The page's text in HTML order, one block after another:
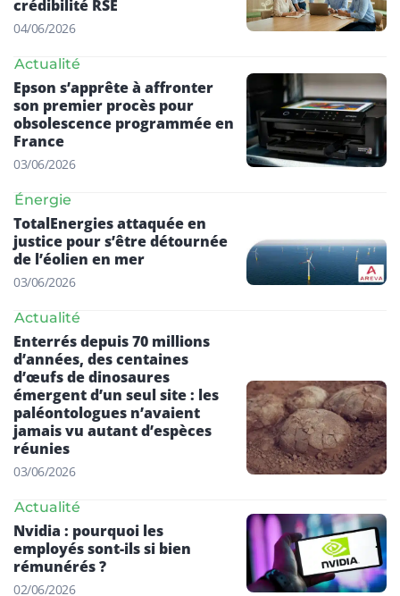
crédibilité RSE
04/06/2026
Actualité
Epson s’apprête à affronter
son premier procès pour
obsolescence programmée en
France
03/06/2026
Énergie
TotalEnergies attaquée en
justice pour s’être détournée
de l’éolien en mer
03/06/2026
Actualité
Enterrés depuis 70 millions
d’années, des centaines
d’œufs de dinosaures
émergent d’un seul site : les
paléontologues n’avaient
jamais vu autant d’espèces
réunies
03/06/2026
Actualité
Nvidia : pourquoi les
employés sont-ils si bien
rémunérés ?
02/06/2026